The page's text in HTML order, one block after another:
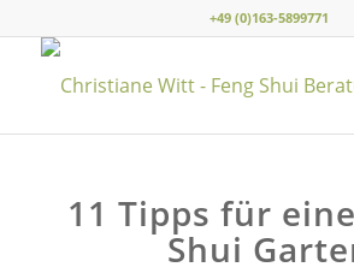
+49 (0)163-5899771
11 Tipps für
Shui